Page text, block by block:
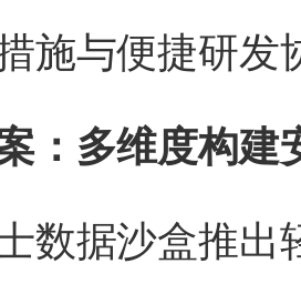
施与便捷研发
：多维度构建
数据沙盒推出